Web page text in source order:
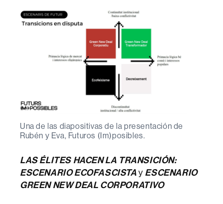
Una de las diapositivas de la presentación de
Rubén y Eva, Futuros (Im)posibles.
LAS ÉLITES HACEN LA TRANSICIÓN:
ESCENARIO ECOFASCISTAy ESCENARIO
GREEN NEW DEAL CORPORATIVO